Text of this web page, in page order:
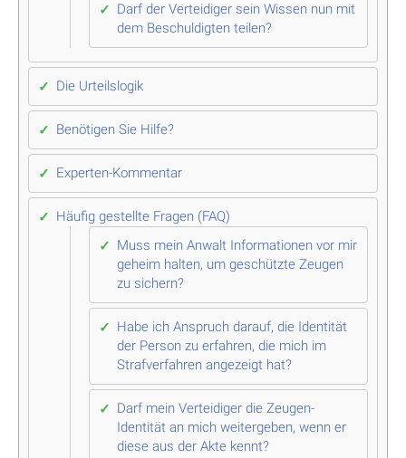
Darf der Verteidiger sein Wissen nun mit
dem Beschuldigten teilen?
Die Urteilslogik
Benötigen Sie Hilfe?
Experten-Kommentar
Häufig gestellte Fragen (FAQ)
Muss mein Anwalt Informationen vor mir
geheim halten, um geschützte Zeugen
zu sichern?
Habe ich Anspruch darauf, die Identität
der Person zu erfahren, die mich im
Strafverfahren angezeigt hat?
Darf mein Verteidiger die Zeugen-
Identität an mich weitergeben, wenn er
diese aus der Akte kennt?